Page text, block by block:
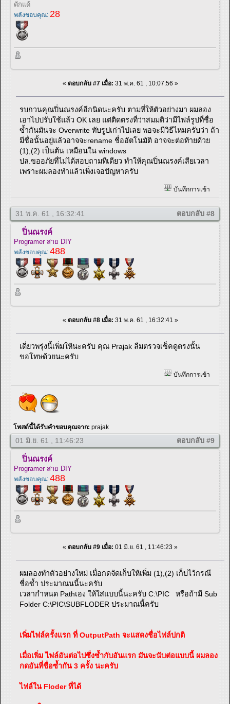
ดักแด้
พลังขอบคุณ: 28
« ตอบกลับ #7 เมื่อ: 31 พ.ค. 61 , 10:07:56 »
รบกวนคุณปิ่นณรงค์อีกนิดนะครับ ตามที่ให้ตัวอย่างมา ผมลอง
เอาไปปรับใช้แล้ว OK เลย แต่ติดตรงที่ว่าสมมติว่ามีไฟล์รูปที่ชื่อ
ซ้ำกันมันจะ Overwrite ทับรูปเก่าไปเลย พอจะมีวิธีไหมครับว่า ถ้า
มีชื่อนั้นอยู่แล้วอาจจะrename ชื่ออัตโนมัติ อาจจะต่อท้ายด้วย
(1),(2) เป็นต้น เหมือนใน windows
ปล.ขออภัยที่ไม่ได้สอบถามทีเดียว ทำให้คุณปิ่นณรงค์เสียเวลา
เพราะผมลองทำแล้วเพิ่งเจอปัญหาครับ
บันทึกการเข้า
31 พ.ค. 61 , 16:32:41 ตอบกลับ #8
ปิ่นณรงค์
Programer สาย DIY
พลังขอบคุณ: 488
« ตอบกลับ #8 เมื่อ: 31 พ.ค. 61 , 16:32:41 »
เดี่ยวพรุ่งนี้เพิ่มให้นะครับ คุณ Prajak ลืมตรวจเช็คดูตรงนั้น
ขอโทษด้วยนะครับ
บันทึกการเข้า
โพสต์นี้ได้รับคำขอบคุณจาก: prajak
01 มิ.ย. 61 , 11:46:23 ตอบกลับ #9
ปิ่นณรงค์
Programer สาย DIY
พลังขอบคุณ: 488
« ตอบกลับ #9 เมื่อ: 01 มิ.ย. 61 , 11:46:23 »
ผมลองทำตัวอย่างใหม่ เมื่อกดจัดเก็บให้เพิ่ม (1),(2) เก็บไว้กรณี
ชื่อซ้ำ ประมาณนนี้นะครับ
เวลากำหนด Pathเอง ให้ใส่แบบนี้นะครับ C:\PIC หรือถ้ามี Sub
Folder C:\PIC\SUBFLODER ประมาณนี้ครับ
เพิ่มไฟล์ครั้งแรก ที่ OutputPath จะแสดงชื่อไฟล์ปกติ
เมื่อเพิ่ม ไฟล์อันต่อไปซึ่งซ้ำกับอันแรก มันจะนับต่อแบบนี้ ผมลอง
กดอันที่ชื่อซ้ำกัน 3 ครั้ง นะครับ
ไฟล์ใน Floder ที่ได้